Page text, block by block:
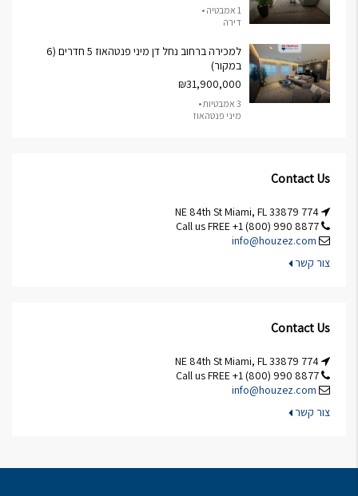
1 אמבטיה •
דירה
למכירה ברחוב נחל דן מיני פנטהאוז 5 חדרים (6
במקור)
₪31,900,000
3 אמבטיות •
מיני פנטהאוז
Contact Us
info@houzez.com
צור קשר
Contact Us
info@houzez.com
צור קשר